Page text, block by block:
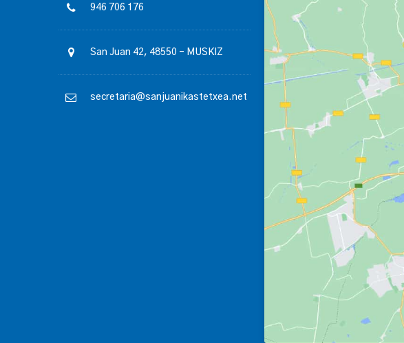
946 706 176
San Juan 42, 48550 – MUSKIZ
secretaria@sanjuanikastetxea.net